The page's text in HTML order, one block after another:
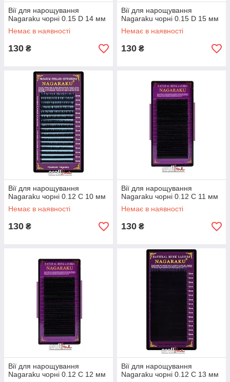
Вії для нарощування
Nagaraku чорні 0.15 D 14 мм
Немає в наявності
130 ₴
Вії для нарощування
Nagaraku чорні 0.15 D 15 мм
Немає в наявності
130 ₴
Вії для нарощування
Nagaraku чорні 0.12 C 10 мм
Немає в наявності
130 ₴
Вії для нарощування
Nagaraku чорні 0.12 C 11 мм
Немає в наявності
130 ₴
Вії для нарощування
Nagaraku чорні 0.12 C 12 мм
Вії для нарощування
Nagaraku чорні 0.12 C 13 мм